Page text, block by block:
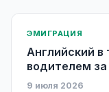
ЭМИГРАЦИЯ
Английский в
водителем
9 июля 2026